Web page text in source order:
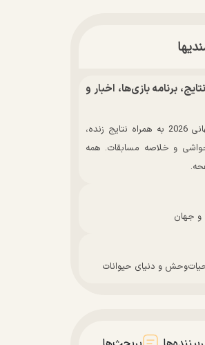
جام جهانی 2026 | نتایج، برنامه بازی‌ها، اخبار و
مشاهده جدول کامل جام جهانی 2026 به همراه نتایج زنده،
حواشی و خلاصه مسابقات. همه
و جهان
و دنیای حیوانات